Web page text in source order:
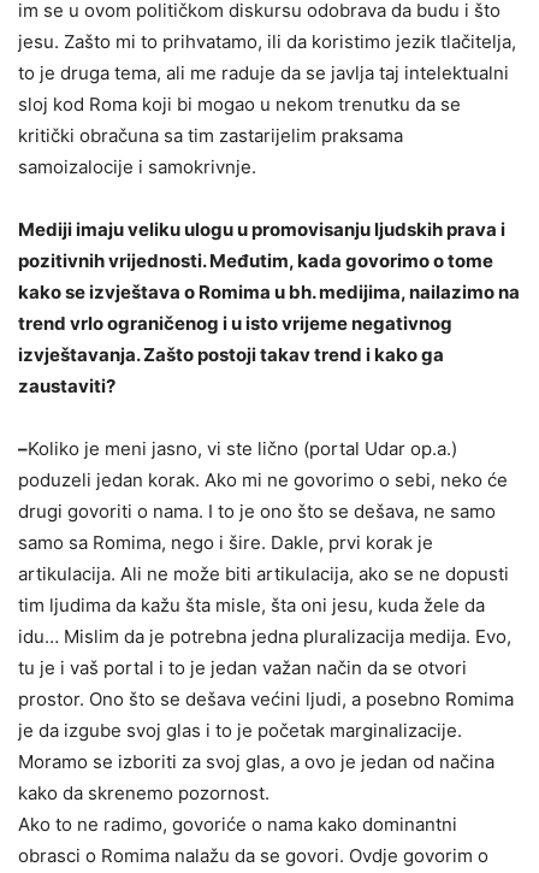
im se u ovom političkom diskursu odobrava da budu i što
jesu. Zašto mi to prihvatamo, ili da koristimo jezik tlačitelja,
to je druga tema, ali me raduje da se javlja taj intelektualni
sloj kod Roma koji bi mogao u nekom trenutku da se
kritički obračuna sa tim zastarijelim praksama
samoizalocije i samokrivnje.
Mediji imaju veliku ulogu u promovisanju ljudskih prava i
pozitivnih vrijednosti. Međutim, kada govorimo o tome
kako se izvještava o Romima u bh. medijima, nailazimo na
trend vrlo ograničenog i u isto vrijeme negativnog
izvještavanja. Zašto postoji takav trend i kako ga
zaustaviti?
–Koliko je meni jasno, vi ste lično (portal Udar op.a.)
poduzeli jedan korak. Ako mi ne govorimo o sebi, neko će
drugi govoriti o nama. I to je ono što se dešava, ne samo
samo sa Romima, nego i šire. Dakle, prvi korak je
artikulacija. Ali ne može biti artikulacija, ako se ne dopusti
tim ljudima da kažu šta misle, šta oni jesu, kuda žele da
idu… Mislim da je potrebna jedna pluralizacija medija. Evo,
tu je i vaš portal i to je jedan važan način da se otvori
prostor. Ono što se dešava većini ljudi, a posebno Romima
je da izgube svoj glas i to je početak marginalizacije.
Moramo se izboriti za svoj glas, a ovo je jedan od načina
kako da skrenemo pozornost.
Ako to ne radimo, govoriće o nama kako dominantni
obrasci o Romima nalažu da se govori. Ovdje govorim o